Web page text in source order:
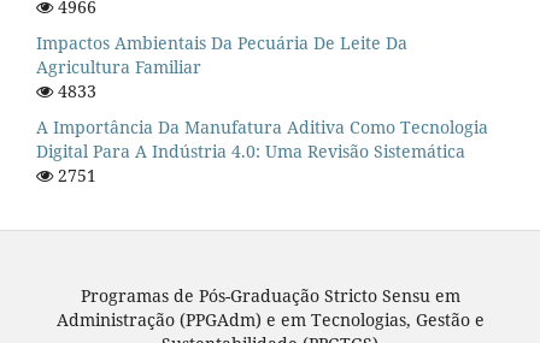
4966
Impactos Ambientais Da Pecuária De Leite Da
Agricultura Familiar
4833
A Importância Da Manufatura Aditiva Como Tecnologia
Digital Para A Indústria 4.0: Uma Revisão Sistemática
2751
Programas de Pós-Graduação Stricto Sensu em
Administração (PPGAdm) e em Tecnologias, Gestão e